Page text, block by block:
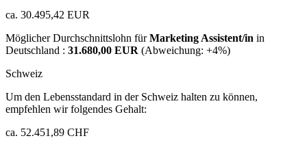
ca. 30.495,42 EUR
Möglicher Durchschnittslohn fürMarketing Assistent/in in
Deutschland : 31.680,00 EUR (Abweichung: +4%)
Schweiz
Um den Lebensstandard in der Schweiz halten zu können,
empfehlen wir folgendes Gehalt:
ca. 52.451,89 CHF